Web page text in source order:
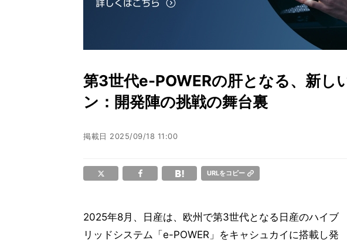
第3世代e-POWERの肝となる、新し
ン：開発陣の挑戦の舞台裏
掲載日 2025/09/18 11:00
URLをコピー
2025年8月、日産は、欧州で第3世代となる日産のハイブ
リッドシステム「e-POWER」をキャシュカイに搭載し発